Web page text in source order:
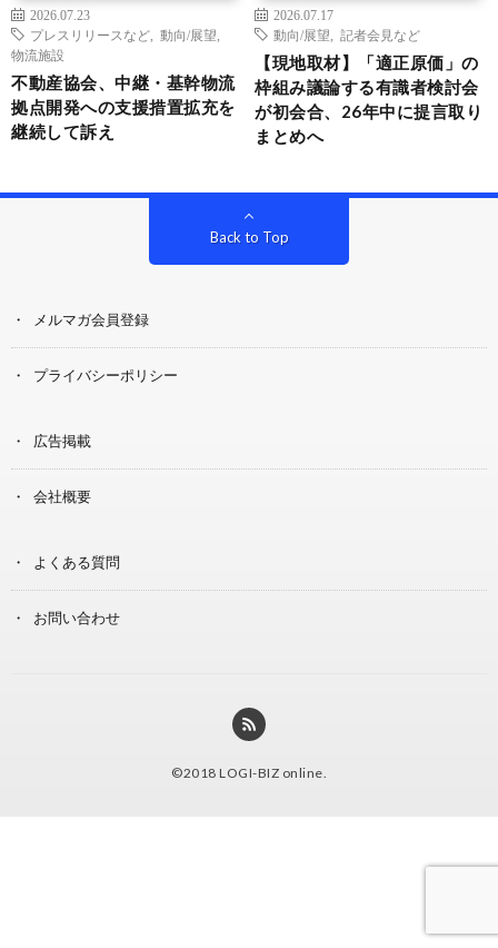
2026.07.23
プレスリリースなど
動向/展望
物流施設
不動産協会、中継・基幹物流
拠点開発への支援措置拡充を
継続して訴え
2026.07.17
動向/展望
記者会見など
【現地取材】「適正原価」の
枠組み議論する有識者検討会
が初会合、26年中に提言取り
まとめへ
Back to Top
メルマガ会員登録
プライバシーポリシー
広告掲載
会社概要
よくある質問
お問い合わせ
©2018 LOGI-BIZ online